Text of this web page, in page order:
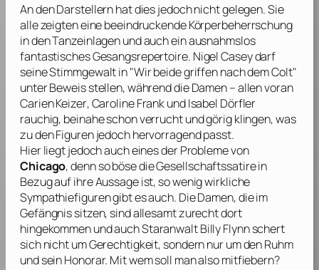
An den Darstellern hat dies jedoch nicht gelegen. Sie
alle zeigten eine beeindruckende Körperbeherrschung
in den Tanzeinlagen und auch ein ausnahmslos
fantastisches Gesangsrepertoire. Nigel Caseydarf
seine Stimmgewalt in "Wir beide griffen nach dem Colt"
unter Beweis stellen, während die Damen – allen voran
Carien Keizer,Caroline FrankundIsabel Dörfler
rauchig, beinahe schon verrucht und görig klingen, was
zu den Figuren jedoch hervorragend passt.
Hier liegt jedoch auch eines der Probleme von
Chicago, denn so böse die Gesellschaftssatire in
Bezug auf ihre Aussage ist, so wenig wirkliche
Sympathiefiguren gibt es auch. Die Damen, die im
Gefängnis sitzen, sind allesamt zurecht dort
hingekommen und auch Staranwalt Billy Flynn schert
sich nicht um Gerechtigkeit, sondern nur um den Ruhm
und sein Honorar. Mit wem soll man also mitfiebern?